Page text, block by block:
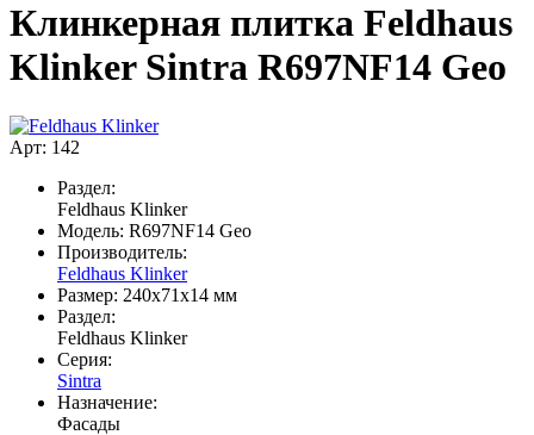
Клинкерная плитка Feldhaus
Klinker Sintra R697NF14 Geo
Арт: 142
Раздел:
Feldhaus Klinker
Модель: R697NF14 Geo
Производитель:
Feldhaus Klinker
Размер: 240х71х14 мм
Раздел:
Feldhaus Klinker
Серия:
Sintra
Назначение:
Фасады